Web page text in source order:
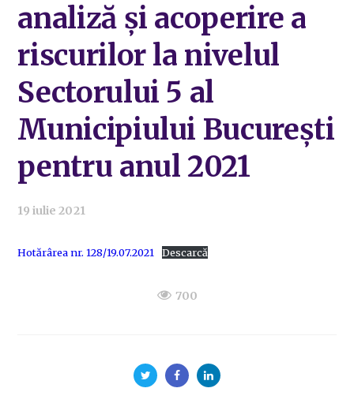
analiză și acoperire a
riscurilor la nivelul
Sectorului 5 al
Municipiului București
pentru anul 2021
19 iulie 2021
Hotărârea nr. 128/19.07.2021 Descarcă
700